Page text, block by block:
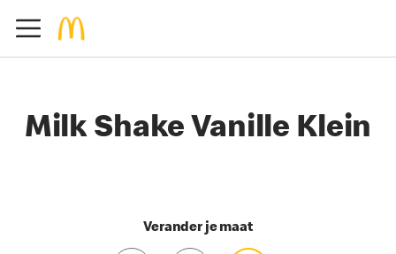
Milk Shake Vanille Klein
Verander je maat